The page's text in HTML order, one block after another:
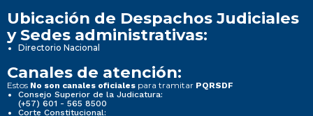
Ubicación de Despachos Judiciales
y Sedes administrativas:
Directorio Nacional
Canales de atención:
Estos No son canales oficiales para tramitar PQRSDF
Consejo Superior de la Judicatura:
(+57) 601 - 565 8500
Corte Constitucional: